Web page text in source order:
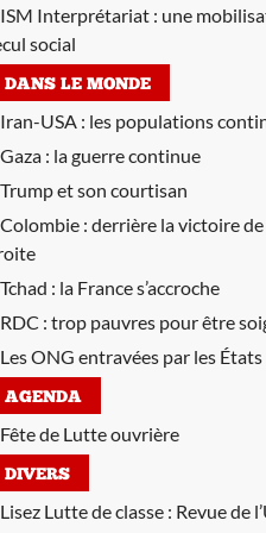
ISM Interprétariat : une
social
DANS LE MONDE
Iran-USA : les populations
Gaza : la guerre continue
Trump et son courtisan
Colombie : derrière la victoire de
Tchad : la France s’accroche
RDC : trop pauvres pour être
Les ONG entravées par les États
AGENDA
Fête de Lutte ouvrière
DIVERS
Lisez Lutte de classe : Revue de